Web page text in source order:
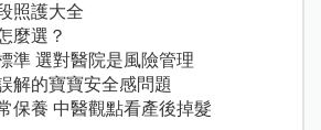
照護大全
麼選？
準 選對醫院是風險管理
解的寶寶安全感問題
保養 中醫觀點看產後掉髮